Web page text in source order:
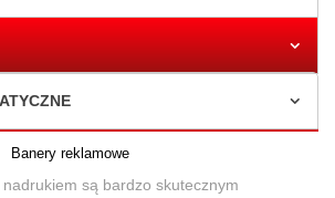
Banery reklamowe
nadrukiem są bardzo skutecznym